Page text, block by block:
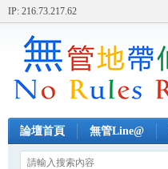
IP: 216.73.217.62
論壇首頁 無管Line@